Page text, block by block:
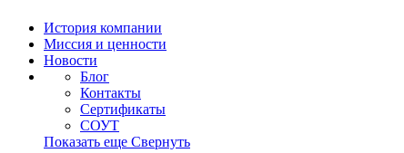
История компании
Миссия и ценности
Новости
Блог
Контакты
Сертификаты
СОУТ
Показать еще Свернуть